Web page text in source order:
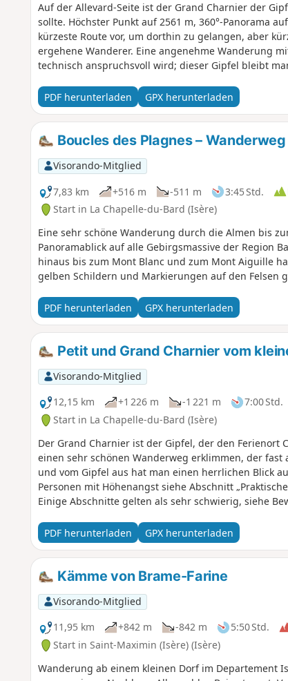
Auf der Allevard-Seite ist der Grand Charnier der
sollte. Höchster Punkt auf 2561 m, 360°-Panorama
kürzeste Route vor, um dorthin zu gelangen, aber
ergehene Wanderer. Eine angenehme Wanderung
technisch anspruchsvoll wird; dieser Gipfel bleibt
PDF herunterladen GPX herunterladen
Boucles des Plagnes –
Visorando-Mitglied
7,83 km
+516 m -511 m 3:45 Std.
Start in La Chapelle-du-Bard (Isère)
Eine sehr schöne Wanderung durch die Almen bis
Panoramablick auf alle Gebirgsmassive der Region
hinaus bis zum Mont Blanc und zum Mont Aiguille
gelben Schildern und Markierungen auf den Felsen
PDF herunterladen GPX herunterladen
Petit und Grand Charnier vom
Visorando-Mitglied
12,15 km
+1 226 m -1 221 m 7:00 Std.
Start in La Chapelle-du-Bard (Isère)
Der Grand Charnier ist der Gipfel, der den
einen sehr schönen Wanderweg erklimmen, der
und vom Gipfel aus hat man einen herrlichen Blick
Personen mit Höhenangst siehe Abschnitt
Einige Abschnitte gelten als sehr schwierig, siehe
PDF herunterladen GPX herunterladen
Kämme von Brame-Farine
Visorando-Mitglied
11,95 km
+842 m -842 m 5:50 Std.
Start in Saint-Maximin (Isère) (Isère)
Wanderung ab einem kleinen Dorf im Departement